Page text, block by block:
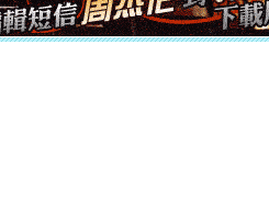
[春节]传说薰衣草有四
片叶子是希望，第三